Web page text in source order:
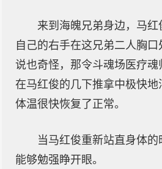
来到海魄兄弟身边，马红
自己的右手在这兄弟二人胸口
说也奇怪，那令斗魂场医疗魂
在马红俊的几下推拿中极快
体温很快恢复了正常。
当马红俊重新站直身体
能够勉强睁开眼。